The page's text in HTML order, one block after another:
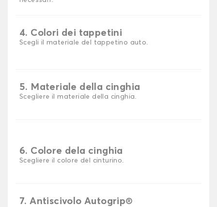
4. Colori dei tappetini
Scegli il materiale del tappetino auto.
5. Materiale della cinghia
Scegliere il materiale della cinghia.
6. Colore dela cinghia
Scegliere il colore del cinturino.
7. Antiscivolo Autogrip®